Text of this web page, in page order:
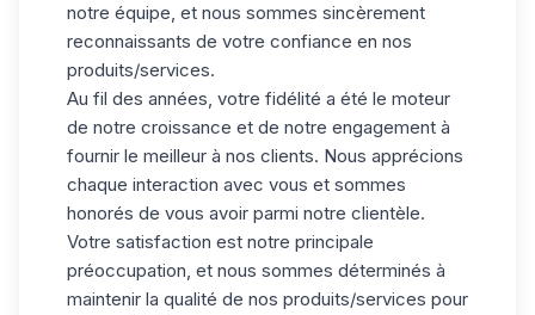
notre équipe, et nous sommes sincèrement
reconnaissants de votre confiance en nos
produits/services.
Au fil des années, votre fidélité a été le moteur
de notre croissance et de notre engagement à
fournir le meilleur à nos clients. Nous apprécions
chaque interaction avec vous et sommes
honorés de vous avoir parmi notre clientèle.
Votre satisfaction est notre principale
préoccupation, et nous sommes déterminés à
maintenir la qualité de nos produits/services pour